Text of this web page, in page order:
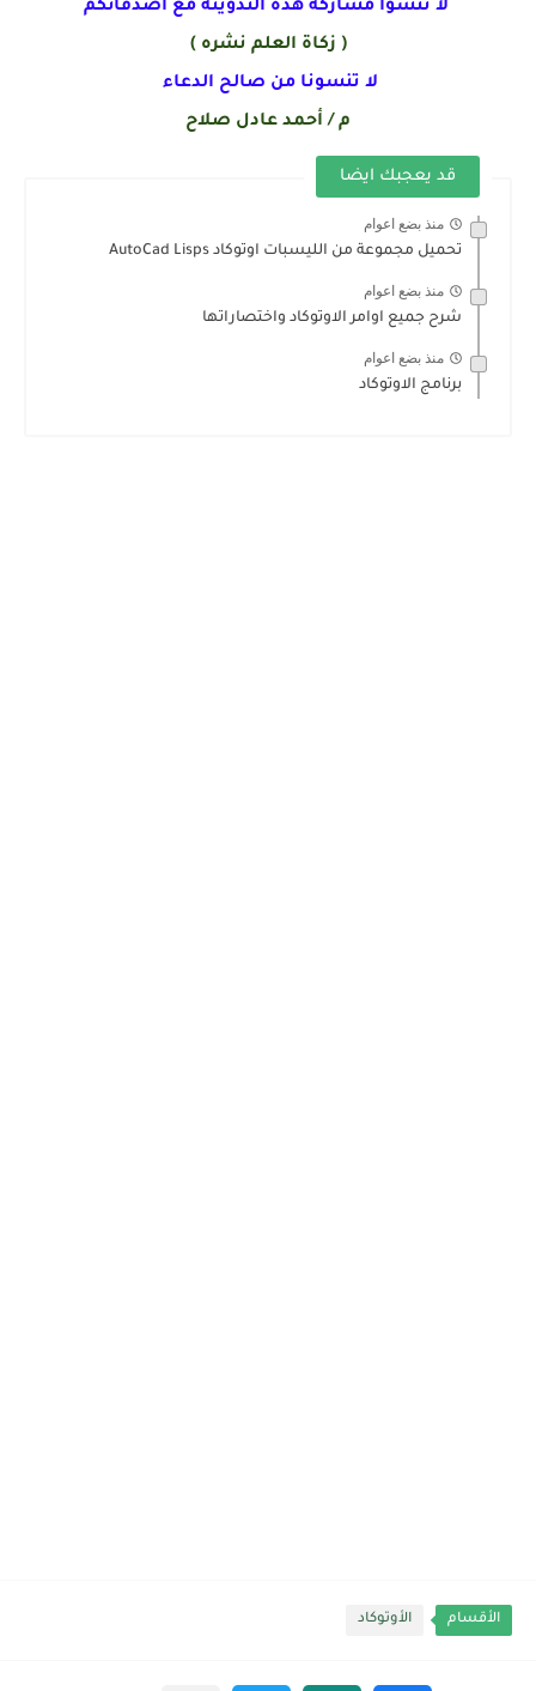
لا تنسوا مشاركة هذه التدوينه مع اصدقائكم
( زكاة العلم نشره )
لا تنسونا من صالح الدعاء
م / أحمد عادل صلاح
قد يعجبك ايضا
منذ بضع اعوام
تحميل مجموعة من الليسبات اوتوكاد AutoCad Lisps
منذ بضع اعوام
شرح جميع اوامر الاوتوكاد واختصاراتها
منذ بضع اعوام
برنامج الاوتوكاد
الأقسام الأوتوكاد